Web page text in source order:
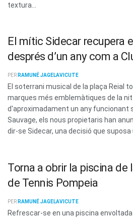
textura...
El mític Sidecar recupera
després d’un any com a
PER RAMUNÉ JAGELAVICUTE
El soterrani musical de la plaça Reial
marques més emblemàtiques de la
d'aproximadament un any funcionant
Sauvage, els nous propietaris han
dir-se Sidecar, una decisió que suposa
Torna a obrir la piscina de
de Tennis Pompeia
PER RAMUNÉ JAGELAVICUTE
Refrescar-se en una piscina